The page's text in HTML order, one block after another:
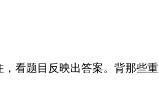
看题目反映出答案。背那些